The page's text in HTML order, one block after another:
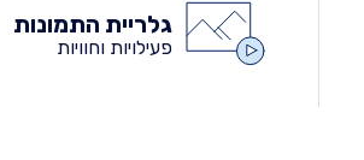
גלריית התמונות
פעילויות וחוויות